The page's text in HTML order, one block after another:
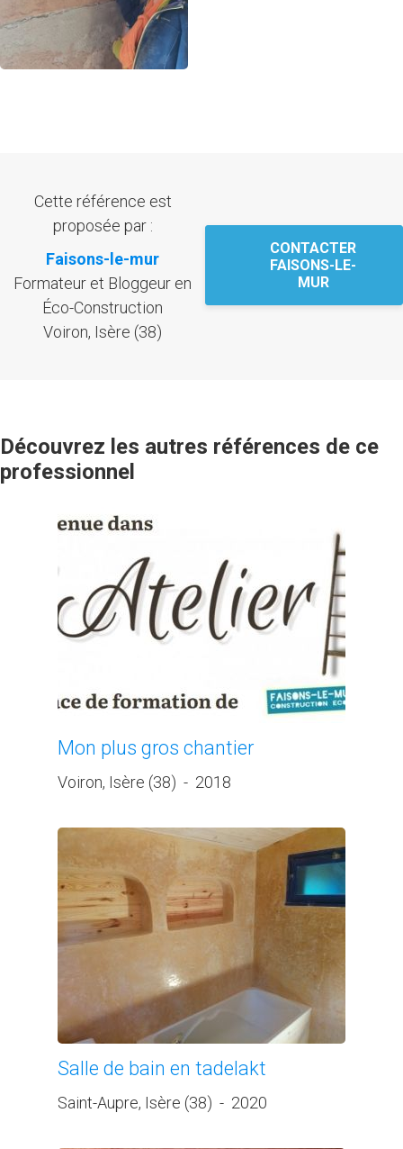
Cette référence est
proposée par :
Faisons-le-mur
Formateur et Bloggeur en
Éco-Construction
Voiron, Isère (38)
CONTACTER
FAISONS-LE-
MUR
Découvrez les autres références de ce
professionnel
Mon plus gros chantier
Voiron, Isère (38) - 2018
Salle de bain en tadelakt
Saint-Aupre, Isère (38) - 2020